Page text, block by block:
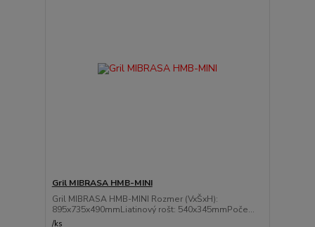
Gril MIBRASA HMB-MINI
Gril MIBRASA HMB-MINI Rozmer (VxŠxH):
895x735x490mmLiatinový rošt: 540x345mmPoče...
/ks